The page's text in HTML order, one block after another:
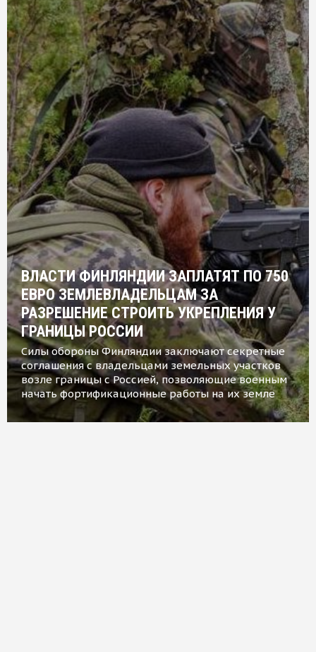
ВЛАСТИ ФИНЛЯНДИИ ЗАПЛАТЯТ ПО 750
ЕВРО ЗЕМЛЕВЛАДЕЛЬЦАМ ЗА
РАЗРЕШЕНИЕ СТРОИТЬ УКРЕПЛЕНИЯ У
ГРАНИЦЫ РОССИИ
Силы обороны Финляндии заключают секретные
соглашения с владельцами земельных участков
возле границы с Россией, позволяющие военным
начать фортификационные работы на их земле